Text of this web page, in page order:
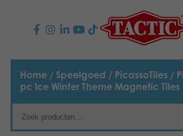
PRODUCTEN
Kinderspellen
Familiespellen
NIEUWS
TACTIC
Home / Speelgoed / PicassoTiles /
pc Ice Winter Theme Magnetic Tiles